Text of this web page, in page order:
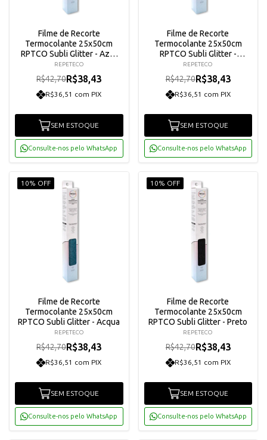
Filme de Recorte
Termocolante 25x50cm
RPTCO Subli Glitter - Azul
Royal
REPETECO
R$42,70R$38,43
R$36,51 com PIX
SEM ESTOQUE
Consulte-nos pelo WhatsApp
Filme de Recorte
Termocolante 25x50cm
RPTCO Subli Glitter -
Dourado Claro
REPETECO
R$42,70R$38,43
R$36,51 com PIX
SEM ESTOQUE
Consulte-nos pelo WhatsApp
10% OFF
Filme de Recorte
Termocolante 25x50cm
RPTCO Subli Glitter - Acqua
REPETECO
R$42,70R$38,43
R$36,51 com PIX
SEM ESTOQUE
Consulte-nos pelo WhatsApp
10% OFF
Filme de Recorte
Termocolante 25x50cm
RPTCO Subli Glitter - Preto
REPETECO
R$42,70R$38,43
R$36,51 com PIX
SEM ESTOQUE
Consulte-nos pelo WhatsApp